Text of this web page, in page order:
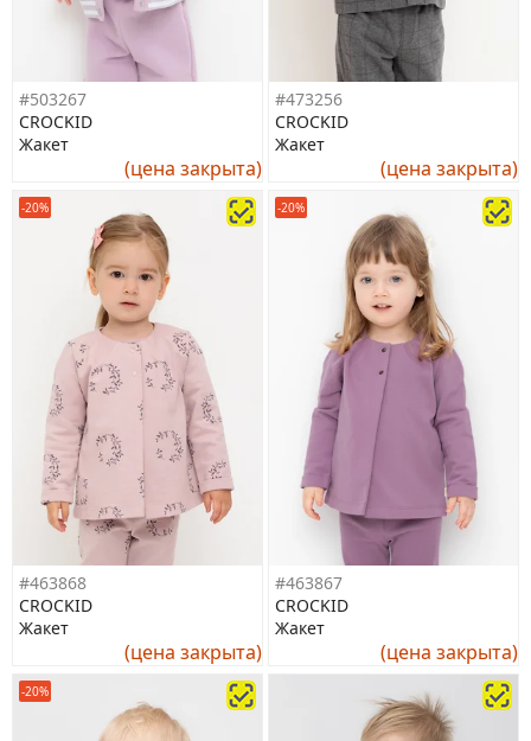
#503267
CROCKID
Жакет
(цена закрыта)
#473256
CROCKID
Жакет
(цена закрыта)
-20%
#463868
CROCKID
Жакет
(цена закрыта)
-20%
#463867
CROCKID
Жакет
(цена закрыта)
-20%